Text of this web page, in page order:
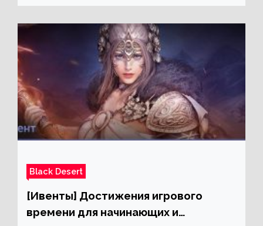
Black Desert
[Ивенты] Достижения игрового
времени для начинающих и